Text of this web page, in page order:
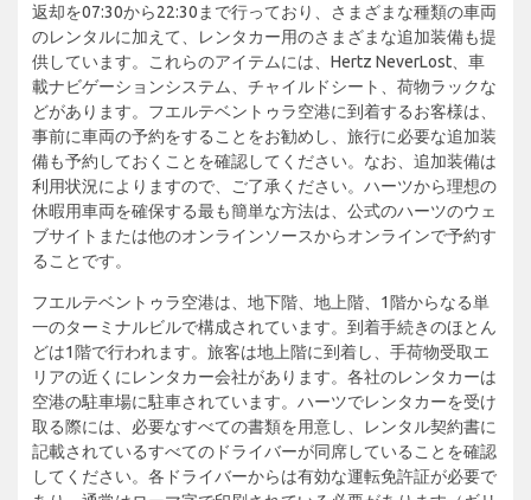
返却を07:30から22:30まで行っており、さまざまな種類の車両
のレンタルに加えて、レンタカー用のさまざまな追加装備も提
供しています。これらのアイテムには、Hertz NeverLost、車
載ナビゲーションシステム、チャイルドシート、荷物ラックな
どがあります。フエルテベントゥラ空港に到着するお客様は、
事前に車両の予約をすることをお勧めし、旅行に必要な追加装
備も予約しておくことを確認してください。なお、追加装備は
利用状況によりますので、ご了承ください。ハーツから理想の
休暇用車両を確保する最も簡単な方法は、公式のハーツのウェ
ブサイトまたは他のオンラインソースからオンラインで予約す
ることです。
フエルテベントゥラ空港は、地下階、地上階、1階からなる単
一のターミナルビルで構成されています。到着手続きのほとん
どは1階で行われます。旅客は地上階に到着し、手荷物受取エ
リアの近くにレンタカー会社があります。各社のレンタカーは
空港の駐車場に駐車されています。ハーツでレンタカーを受け
取る際には、必要なすべての書類を用意し、レンタル契約書に
記載されているすべてのドライバーが同席していることを確認
してください。各ドライバーからは有効な運転免許証が必要で